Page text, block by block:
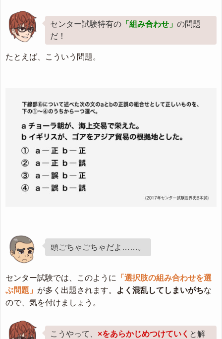
センター試験特有の 「組み合わせ」 の問題
だ！
たとえば、こういう問題。
頭ごちゃごちゃだよ……。
センター試験では、このように
「選択肢の組み合わせを選
ぶ問題」 が多く出題されます。 よく混乱してしまいがちな
ので、気を付けましょう。
こうやって、 ×をあらかじめつけていく と解